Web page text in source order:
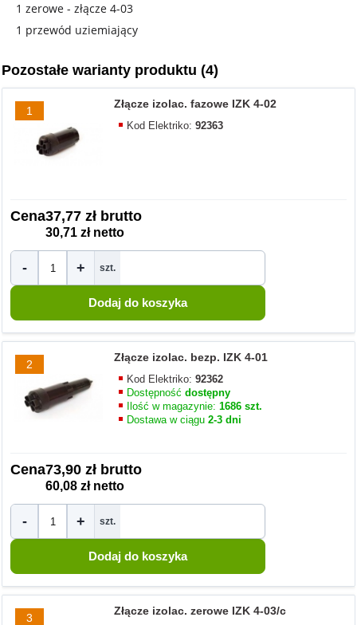
1 zerowe - złącze 4-03
1 przewód uziemiający
Pozostałe warianty produktu (4)
1
Złącze izolac. fazowe IZK 4-02
Kod Elektriko:92363
Cena37,77 zł brutto
30,71 zł netto
- + szt.
2
Złącze izolac. bezp. IZK 4-01
Kod Elektriko:92362
Dostępnośćdostępny
Ilość w magazynie:1686 szt.
Dostawa w ciągu2-3 dni
Cena73,90 zł brutto
60,08 zł netto
- + szt.
3
Złącze izolac. zerowe IZK 4-03/c